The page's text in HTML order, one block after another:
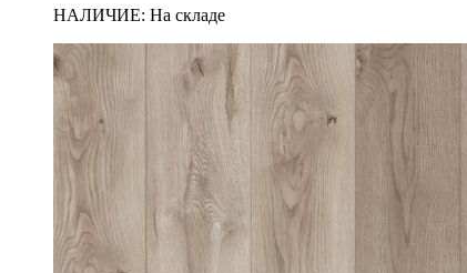
НАЛИЧИЕ: На складе